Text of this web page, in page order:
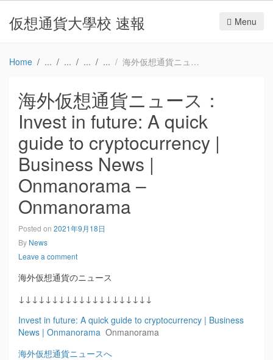
仮想通貨大學校 速報 Menu
Home 海外仮想通貨ニュース：Invest in future: A quick guide to cryptocurrency | Business News | Onmanorama – Onmanorama
海外仮想通貨ニュース：
Invest in future: A quick
guide to cryptocurrency |
Business News |
Onmanorama –
Onmanorama
Posted on 2021年9月18日
By News
Leave a comment
海外仮想通貨のニュース
↓↓↓↓↓↓↓↓↓↓↓↓↓↓↓↓↓↓↓↓
Invest in future: A quick guide to cryptocurrency | Business
News | Onmanorama Onmanorama
海外仮想通貨ニュースへ